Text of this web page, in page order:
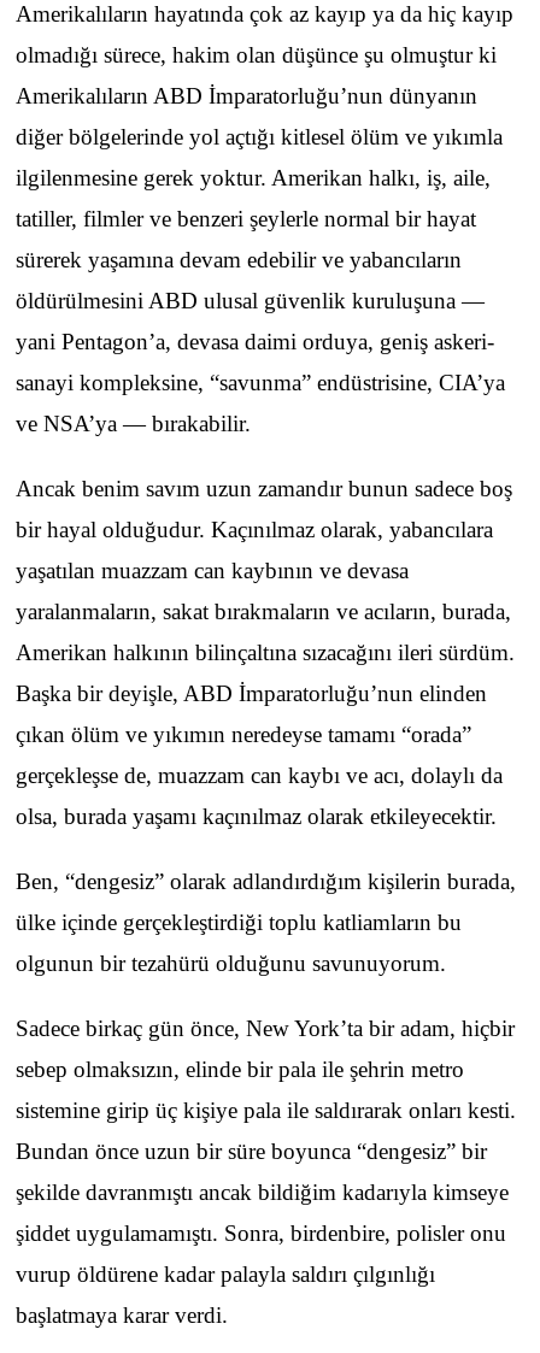
Amerikalıların hayatında çok az kayıp ya da hiç kayıp
olmadığı sürece, hakim olan düşünce şu olmuştur ki
Amerikalıların ABD İmparatorluğu’nun dünyanın
diğer bölgelerinde yol açtığı kitlesel ölüm ve yıkımla
ilgilenmesine gerek yoktur. Amerikan halkı, iş, aile,
tatiller, filmler ve benzeri şeylerle normal bir hayat
sürerek yaşamına devam edebilir ve yabancıların
öldürülmesini ABD ulusal güvenlik kuruluşuna —
yani Pentagon’a, devasa daimi orduya, geniş askeri-
sanayi kompleksine, “savunma” endüstrisine, CIA’ya
ve NSA’ya — bırakabilir.
Ancak benim savım uzun zamandır bunun sadece boş
bir hayal olduğudur. Kaçınılmaz olarak, yabancılara
yaşatılan muazzam can kaybının ve devasa
yaralanmaların, sakat bırakmaların ve acıların, burada,
Amerikan halkının bilinçaltına sızacağını ileri sürdüm.
Başka bir deyişle, ABD İmparatorluğu’nun elinden
çıkan ölüm ve yıkımın neredeyse tamamı “orada”
gerçekleşse de, muazzam can kaybı ve acı, dolaylı da
olsa, burada yaşamı kaçınılmaz olarak etkileyecektir.
Ben, “dengesiz” olarak adlandırdığım kişilerin burada,
ülke içinde gerçekleştirdiği toplu katliamların bu
olgunun bir tezahürü olduğunu savunuyorum.
Sadece birkaç gün önce, New York’ta bir adam, hiçbir
sebep olmaksızın, elinde bir pala ile şehrin metro
sistemine girip üç kişiye pala ile saldırarak onları kesti.
Bundan önce uzun bir süre boyunca “dengesiz” bir
şekilde davranmıştı ancak bildiğim kadarıyla kimseye
şiddet uygulamamıştı. Sonra, birdenbire, polisler onu
vurup öldürene kadar palayla saldırı çılgınlığı
başlatmaya karar verdi.